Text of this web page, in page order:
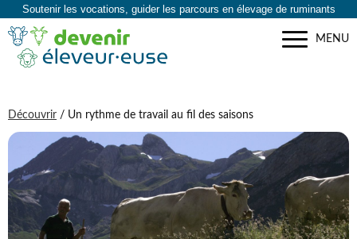
Soutenir les vocations, guider les parcours en élevage de ruminants
MENU
Découvrir / Un rythme de travail au fil des saisons